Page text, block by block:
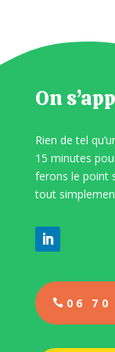
On
Rien de tel
15 minutes
ferons le point
tout
06 70